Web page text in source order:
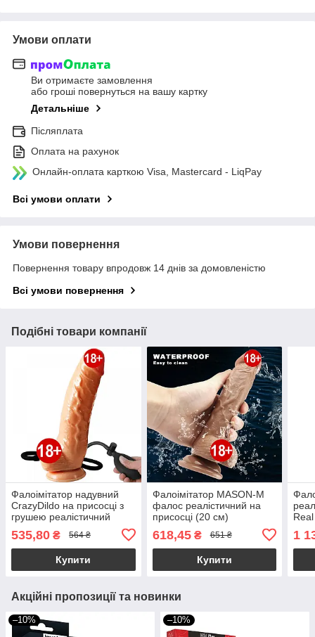
Умови оплати
Ви отримаєте замовлення
або гроші повернуться на вашу картку
Детальніше
Післяплата
Оплата на рахунок
Онлайн-оплата карткою Visa, Mastercard - LiqPay
Всі умови оплати
Умови повернення
Повернення товару впродовж 14 днів за домовленістю
Всі умови повернення
Подібні товари компанії
Фалоімітатор надувний
CrazyDildo на присосці з
грушею реалістичний
535,80 ₴ 564 ₴
Купити
Фалоімітатор MASON-M
фалос реалістичний на
присосці (20 см)
618,45₴ 651 ₴
Купити
Real
1
Акційні пропозиції та новинки
–10% –10%